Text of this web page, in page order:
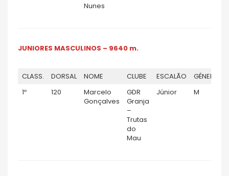
Nunes
JUNIORES MASCULINOS – 9640 m.
CLASS. DORSAL NOME CLUBE ESCALÃO GÉNERO
1º
120
Marcelo
Gonçalves
GDR
Granja
–
Trutas
do
Mau
Júnior M